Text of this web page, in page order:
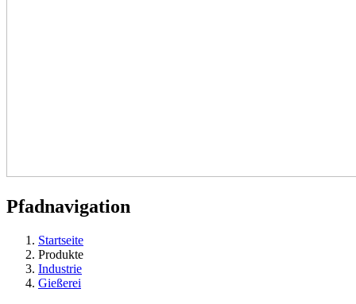
Pfadnavigation
Startseite
Produkte
Industrie
Gießerei